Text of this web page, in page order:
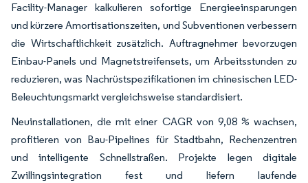
Facility-Manager kalkulieren sofortige Energieeinsparungen
und kürzere Amortisationszeiten, und Subventionen verbessern
die Wirtschaftlichkeit zusätzlich. Auftragnehmer bevorzugen
Einbau-Panels und Magnetstreifensets, um Arbeitsstunden zu
reduzieren, was Nachrüstspezifikationen im chinesischen LED-
Beleuchtungsmarkt vergleichsweise standardisiert.
Neuinstallationen, die mit einer CAGR von 9,08 % wachsen,
profitieren von Bau-Pipelines für Stadtbahn, Rechenzentren
und intelligente Schnellstraßen. Projekte legen digitale
Zwillingsintegration fest und liefern laufende